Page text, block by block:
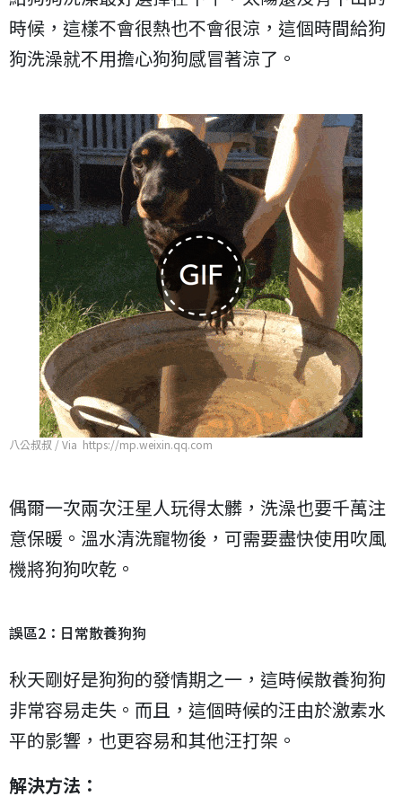
時候，這樣不會很熱也不會很涼，這個時間給狗
狗洗澡就不用擔心狗狗感冒著涼了。
八公叔叔 / Via https://mp.weixin.qq.com
偶爾一次兩次汪星人玩得太髒，洗澡也要千萬注
意保暖。溫水清洗寵物後，可需要盡快使用吹風
機將狗狗吹乾。
誤區2：日常散養狗狗
秋天剛好是狗狗的發情期之一，這時候散養狗狗
非常容易走失。而且，這個時候的汪由於激素水
平的影響，也更容易和其他汪打架。
解決方法：